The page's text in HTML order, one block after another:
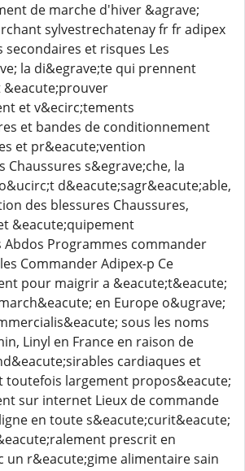
de marche d'hiver &agrave;
sylvestrechatenay fr fr adipex
et risques Les
la di&egrave;te qui prennent
&eacute;prouver
et v&ecirc;tements
et bandes de conditionnement
et pr&eacute;vention
Chaussures s&egrave;che, la
d&eacute;sagr&eacute;able,
des blessures Chaussures,
&eacute;quipement
Programmes commander
Commander Adipex-p Ce
pour maigrir a &eacute;t&eacute;
en Europe o&ugrave;
sous les noms
Linyl en France en raison de
cardiaques et
toutefois largement propos&eacute;
sur internet Lieux de commande
en toute s&eacute;curit&eacute;
prescrit en
un r&eacute;gime alimentaire sain